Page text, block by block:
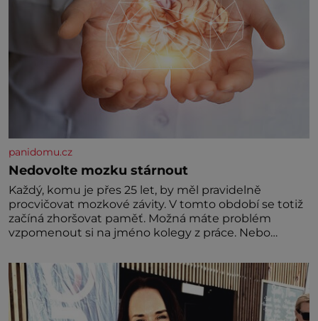
panidomu.cz
Nedovolte mozku stárnout
Každý, komu je přes 25 let, by měl pravidelně
procvičovat mozkové závity. V tomto období se totiž
začíná zhoršovat paměť. Možná máte problém
vzpomenout si na jméno kolegy z práce. Nebo
nedávno přečetli. Je to opravdu tak, s věkem jako
kdyby se paměť rozhodla stávkovat. Cvičte